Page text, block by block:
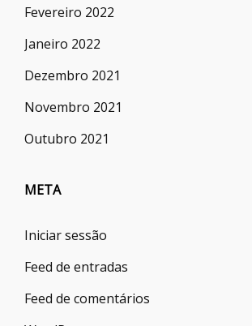
Fevereiro 2022
Janeiro 2022
Dezembro 2021
Novembro 2021
Outubro 2021
META
Iniciar sessão
Feed de entradas
Feed de comentários